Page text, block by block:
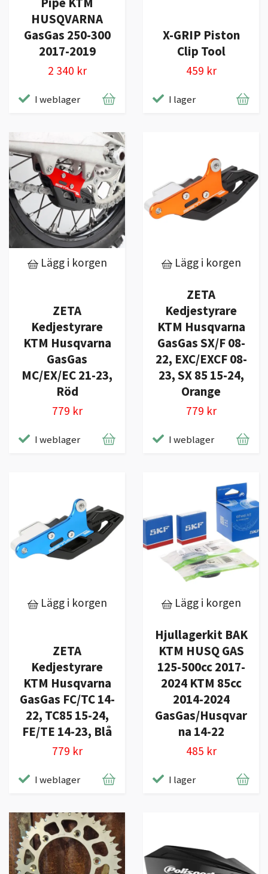
HUSQVARNA
GasGas 250-300
2017-2019
2 340 kr
I weblager
X-GRIP Piston
Clip Tool
459 kr
I lager
Lägg i korgen
ZETA
Kedjestyrare
KTM Husqvarna
GasGas
MC/EX/EC 21-23,
Röd
779 kr
I weblager
Lägg i korgen
ZETA
Kedjestyrare
KTM Husqvarna
GasGas SX/F 08-
22, EXC/EXCF 08-
23, SX 85 15-24,
Orange
779 kr
I weblager
Lägg i korgen
ZETA
Kedjestyrare
KTM Husqvarna
GasGas FC/TC 14-
22, TC85 15-24,
FE/TE 14-23, Blå
779 kr
I weblager
Lägg i korgen
Hjullagerkit BAK
KTM HUSQ GAS
125-500cc 2017-
2024 KTM 85cc
2014-2024
GasGas/Husqvar
na 14-22
485 kr
I lager